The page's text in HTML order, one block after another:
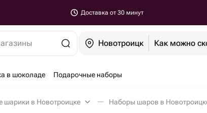
Доставка от 30 минут
Новотроицк Как можно
в шоколаде Подарочные наборы
шарики в Новотроицке Наборы шаров в